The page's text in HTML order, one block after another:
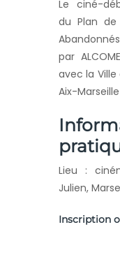
Le ciné-
du Plan
Abandonnés
par
avec la
Aix-
Lieu :
Julien,
Inscription